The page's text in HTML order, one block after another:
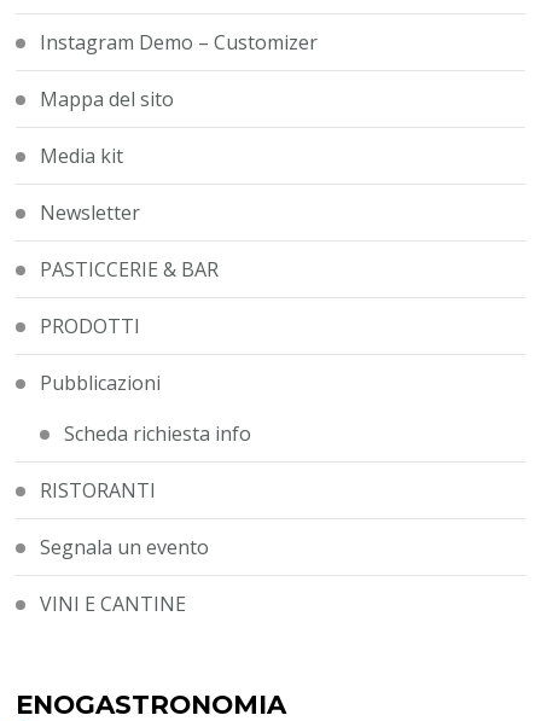
Instagram Demo – Customizer
Mappa del sito
Media kit
Newsletter
PASTICCERIE & BAR
PRODOTTI
Pubblicazioni
Scheda richiesta info
RISTORANTI
Segnala un evento
VINI E CANTINE
ENOGASTRONOMIA